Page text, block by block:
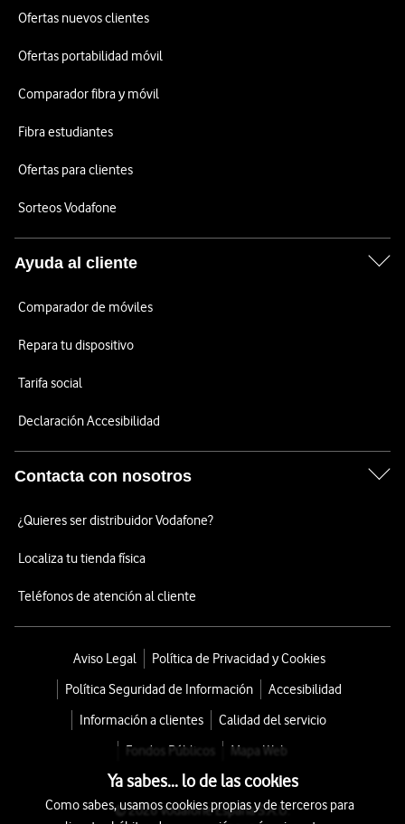
Ofertas nuevos clientes
Ofertas portabilidad móvil
Comparador fibra y móvil
Fibra estudiantes
Ofertas para clientes
Sorteos Vodafone
Ayuda al cliente
Comparador de móviles
Repara tu dispositivo
Tarifa social
Declaración Accesibilidad
Contacta con nosotros
¿Quieres ser distribuidor Vodafone?
Localiza tu tienda física
Teléfonos de atención al cliente
Aviso Legal
Política de Privacidad y Cookies
Política Seguridad de Información
Accesibilidad
Información a clientes
Calidad del servicio
Fondos Públicos
Mapa Web
© 2026 Vodafone España S.A.U.
Ya sabes... lo de las cookies
Como sabes, usamos cookies propias y de terceros para